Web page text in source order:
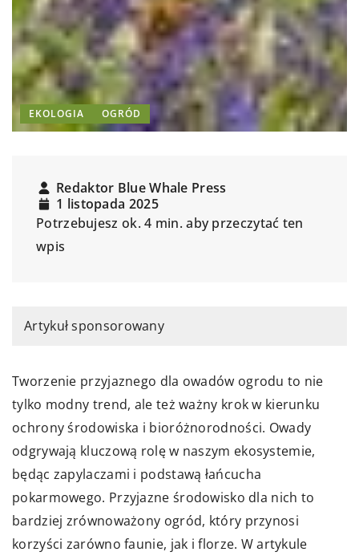
EKOLOGIA OGRÓD
Redaktor Blue Whale Press
1 listopada 2025
Potrzebujesz ok. 4 min. aby przeczytać ten
wpis
Artykuł sponsorowany
Tworzenie przyjaznego dla owadów ogrodu to nie
tylko modny trend, ale też ważny krok w kierunku
ochrony środowiska i bioróżnorodności. Owady
odgrywają kluczową rolę w naszym ekosystemie,
będąc zapylaczami i podstawą łańcucha
pokarmowego. Przyjazne środowisko dla nich to
bardziej zrównoważony ogród, który przynosi
korzyści zarówno faunie, jak i florze. W artykule